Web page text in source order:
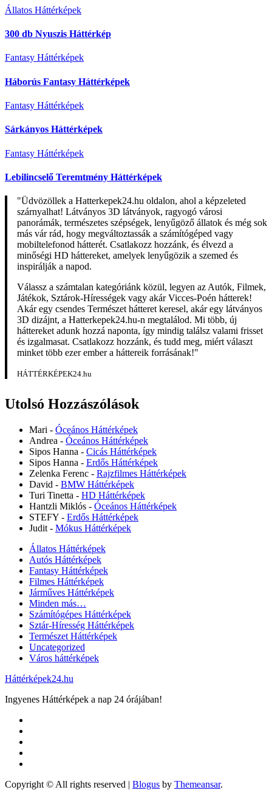
Állatos Háttérképek
300 db Nyuszis Háttérkép
Fantasy Háttérképek
Háborús Fantasy Háttérképek
Fantasy Háttérképek
Sárkányos Háttérképek
Fantasy Háttérképek
Lebilincselő Teremtmény Háttérképek
"Üdvözöllek a Hatterkepek24.hu oldalon, ahol a képzeleted
szárnyalhat! Látványos 3D látványok, ragyogó városi
panorámák, természetes szépségek, lenyűgöző állatok és még sok
más vár rád, hogy megváltoztassák a számítógéped vagy
mobiltelefonod hátterét. Csatlakozz hozzánk, és élvezd a
minőségi HD háttereket, amelyek lenyűgözik a szemed és
inspirálják a napod.
Válassz a számtalan kategóriánk közül, legyen az Autók, Filmek,
Játékok, Sztárok-Hírességek vagy akár Vicces-Poén hátterek!
Akár egy csendes Természet hátteret keresel, akár egy látványos
3D dizájnt, a Hatterkepek24.hu-n megtalálod. Mi több, új
háttereket adunk hozzá naponta, így mindig találsz valami frisset
és izgalmasat. Csatlakozz hozzánk, és tudd meg, miért választ
minket több ezer ember a háttereik forrásának!"
HÁTTÉRKÉPEK24.hu
Utolsó Hozzászólások
Mari - Óceános Háttérképek
Andrea - Óceános Háttérképek
Sipos Hanna - Cicás Háttérképek
Sipos Hanna - Erdős Háttérképek
Zelenka Ferenc - Rajzfilmes Háttérképek
David - BMW Háttérképek
Turi Tinetta - HD Háttérképek
Hantzli Miklós - Óceános Háttérképek
STEFY - Erdős Háttérképek
Judit - Mókus Háttérképek
Állatos Háttérképek
Autós Háttérképek
Fantasy Háttérképek
Filmes Háttérképek
Járműves Háttérképek
Minden más…
Számítógépes Háttérképek
Sztár-Híresség Háttérképek
Természet Háttérképek
Uncategorized
Város háttérképek
Háttérképek24.hu
Ingyenes Háttérképek a nap 24 órájában!
Copyright © All rights reserved | Blogus by Themeansar.